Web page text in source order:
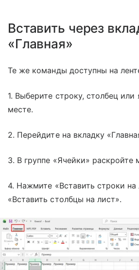
Вставить через
«Главная»
Те же команды доступны на
1. Выберите строку, столбец
месте.
2. Перейдите на вкладку
3. В группе «Ячейки» раскройте
4. Нажмите «Вставить строки на
«Вставить столбцы на лист».